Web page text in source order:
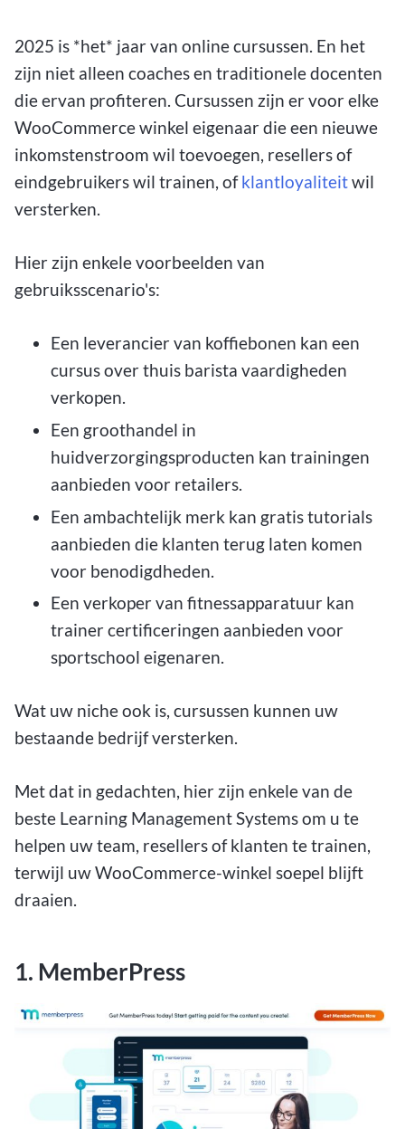
2025 is *het* jaar van online cursussen. En het
zijn niet alleen coaches en traditionele docenten
die ervan profiteren. Cursussen zijn er voor elke
WooCommerce winkel eigenaar die een nieuwe
inkomstenstroom wil toevoegen, resellers of
eindgebruikers wil trainen, ofklantloyaliteitwil
versterken.
Hier zijn enkele voorbeelden van
gebruiksscenario's:
Een leverancier van koffiebonen kan een
cursus over thuis barista vaardigheden
verkopen.
Een groothandel in
huidverzorgingsproducten kan trainingen
aanbieden voor retailers.
Een ambachtelijk merk kan gratis tutorials
aanbieden die klanten terug laten komen
voor benodigdheden.
Een verkoper van fitnessapparatuur kan
trainer certificeringen aanbieden voor
sportschool eigenaren.
Wat uw niche ook is, cursussen kunnen uw
bestaande bedrijf versterken.
Met dat in gedachten, hier zijn enkele van de
beste Learning Management Systems om u te
helpen uw team, resellers of klanten te trainen,
terwijl uw WooCommerce-winkel soepel blijft
draaien.
1. MemberPress